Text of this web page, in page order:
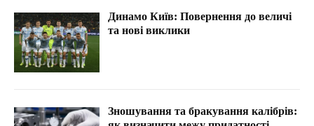
Динамо Київ: Повернення до величі
та нові виклики
Зношування та бракування калібрів: